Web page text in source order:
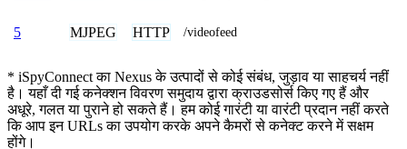
5 MJPEG HTTP /videofeed
* iSpyConnect का Nexus के उत्पादों से कोई संबंध, जुड़ाव या साहचर्य नहीं
है। यहाँ दी गई कनेक्शन विवरण समुदाय द्वारा क्राउडसोर्स किए गए हैं और
अधूरे, गलत या पुराने हो सकते हैं। हम कोई गारंटी या वारंटी प्रदान नहीं करते
कि आप इन URLs का उपयोग करके अपने कैमरों से कनेक्ट करने में सक्षम
होंगे।